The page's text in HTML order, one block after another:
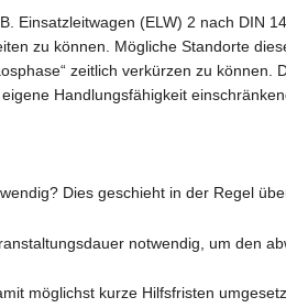
Einsatzleitwagen (ELW) 2 nach DIN
zu können. Mögliche Standorte
zeitlich verkürzen zu können.
Handlungsfähigkeit
Dies geschieht in der Regel
notwendig, um den
möglichst kurze Hilfsfristen